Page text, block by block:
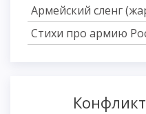
Армейский сленг
Стихи про армию